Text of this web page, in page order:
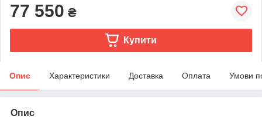
77 550 ₴
Купити
Опис Характеристики Доставка Оплата Умови
Опис